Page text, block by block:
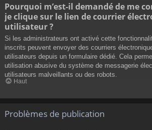
Pourquoi m’est-il demandé de me
je clique sur le lien de courrier
utilisateur ?
Si les administrateurs ont activé cette
inscrits peuvent envoyer des courriers
utilisateurs depuis un formulaire dédié. Cela
utilisation abusive du système de messagerie
utilisateurs malveillants ou des robots.
Haut
Problèmes de publication